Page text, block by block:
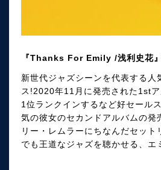
『Thanks For Emily /浅利史花
新世代ジャズシーンを代表する
ス!2020年11月に発売された1st
1位ランクインするなど好セール
気の彼女のセカンドアルバムの
リー・レムラーにちなんだセッ
でも王道なジャズを聴かせる、